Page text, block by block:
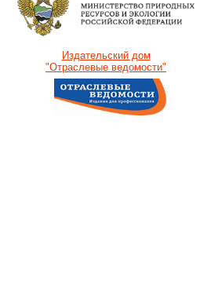
Издательский дом
"Отраслевые ведомости"